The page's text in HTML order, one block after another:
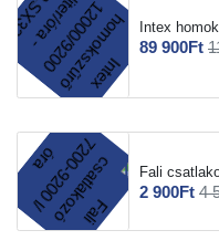
Intex
89 900Ft
Fali
2 900Ft 4